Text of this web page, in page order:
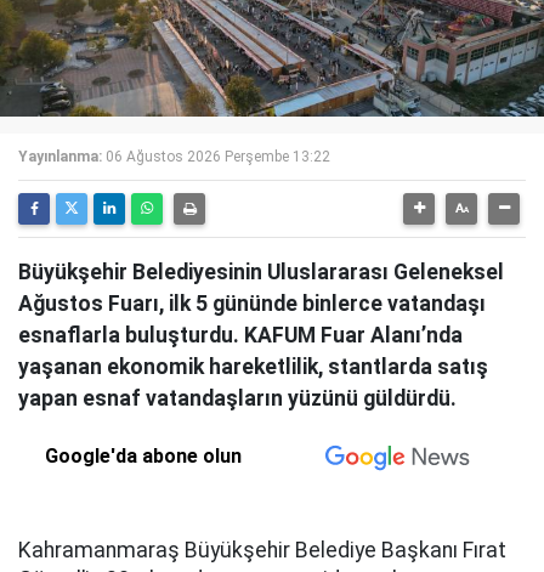
Yayınlanma: 06 Ağustos 2026 Perşembe 13:22
Büyükşehir Belediyesinin Uluslararası Geleneksel
Ağustos Fuarı, ilk 5 gününde binlerce vatandaşı
esnaflarla buluşturdu. KAFUM Fuar Alanı’nda
yaşanan ekonomik hareketlilik, stantlarda satış
yapan esnaf vatandaşların yüzünü güldürdü.
Google'da abone olun
Kahramanmaraş Büyükşehir Belediye Başkanı Fırat